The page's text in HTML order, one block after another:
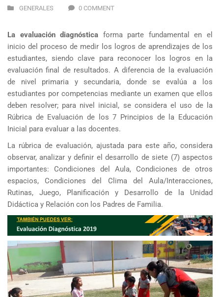
GENERALES 0 COMMENT
La evaluación diagnóstica forma parte fundamental en el
inicio del proceso de medir los logros de aprendizajes de los
estudiantes, siendo clave para reconocer los logros en la
evaluación final de resultados. A diferencia de la evaluación
de nivel primaria y secundaria, donde se evalúa a los
estudiantes por competencias mediante un examen que ellos
deben resolver; para nivel inicial, se considera el uso de la
Rúbrica de Evaluación de los 7 Principios de la Educación
Inicial para evaluar a las docentes.
La rúbrica de evaluación, ajustada para este año, considera
observar, analizar y definir el desarrollo de siete (7) aspectos
importantes: Condiciones del Aula, Condiciones de otros
espacios, Condiciones del Clima del Aula/Interacciones,
Rutinas, Juego, Planificación y Desarrollo de la Unidad
Didáctica y Relación con los Padres de Familia.